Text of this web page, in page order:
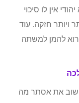
אין לו סיכוי
ויותר חזקה. עוד
להמן למשתה
שוב את אסתר מה